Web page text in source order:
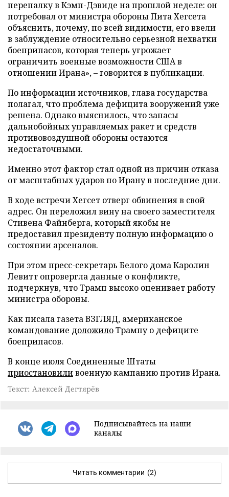
перепалку в Кэмп-Дэвиде на прошлой неделе: он
потребовал от министра обороны Пита Хегсета
объяснить, почему, по всей видимости, его ввели
в заблуждение относительно серьезной нехватки
боеприпасов, которая теперь угрожает
ограничить военные возможности США в
отношении Ирана», – говорится в публикации.
По информации источников, глава государства
полагал, что проблема дефицита вооружений уже
решена. Однако выяснилось, что запасы
дальнобойных управляемых ракет и средств
противовоздушной обороны остаются
недостаточными.
Именно этот фактор стал одной из причин отказа
от масштабных ударов по Ирану в последние дни.
В ходе встречи Хегсет отверг обвинения в свой
адрес. Он переложил вину на своего заместителя
Стивена Файнберга, который якобы не
предоставил президенту полную информацию о
состоянии арсеналов.
При этом пресс-секретарь Белого дома Каролин
Левитт опровергла данные о конфликте,
подчеркнув, что Трамп высоко оценивает работу
министра обороны.
Как писала газета ВЗГЛЯД, американское
командование доложилоТрампу о дефиците
боеприпасов.
В конце июля Соединенные Штаты
приостановиливоенную кампанию против Ирана.
Текст: Алексей Дегтярёв
Подписывайтесь на наши
каналы
Читать комментарии (2)